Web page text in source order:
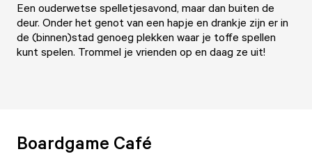
Een ouderwetse spelletjesavond, maar dan buiten de
deur. Onder het genot van een hapje en drankje zijn er in
de (binnen)stad genoeg plekken waar je toffe spellen
kunt spelen. Trommel je vrienden op en daag ze uit!
Boardgame Café